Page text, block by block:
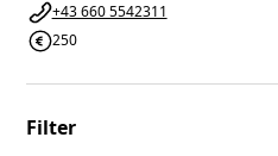
+43 660 5542311
250
Filter